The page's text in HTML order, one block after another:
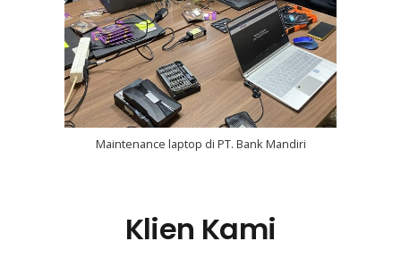
Maintenance laptop di PT. Bank Mandiri
Klien Kami